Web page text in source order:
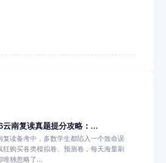
南复读真题提分攻略：...
复读备考中，多数学生都陷入一个致命误
狂购买各类模拟卷、预测卷，每天海量刷
唯独忽略了...